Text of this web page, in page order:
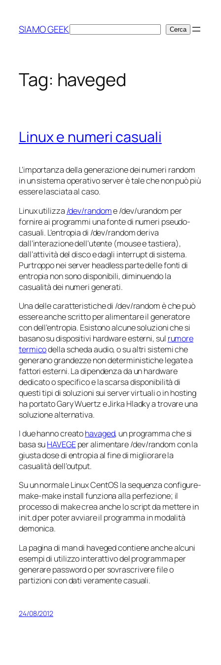
contenuto
SIAMO GEEKCerca Cerca
Tag: haveged
Linux e numeri casuali
L’importanza della generazione dei numeri random
in un sistema operativo server è tale che non può più
essere lasciata al caso.
Linux utilizza /dev/randome /dev/urandom per
fornire ai programmi una fonte di numeri pseudo-
casuali. L’entropia di /dev/random deriva
dall’interazione dell’utente (mouse e tastiera),
dall’attività del disco e dagli interrupt di sistema.
Purtroppo nei serverheadlessparte delle fonti di
entropia non sono disponibili, diminuendo la
casualità dei numeri generati.
Una delle caratteristiche di /dev/random è che può
essere anche scritto per alimentare il generatore
con dell’entropia. Esistono alcune soluzioni che si
basano su dispositivi hardware esterni, sul rumore
termicodella scheda audio, o su altri sistemi che
generano grandezze non deterministiche legate a
fattori esterni. La dipendenza da un hardware
dedicato o specifico e la scarsa disponibilità di
questi tipi di soluzioni sui server virtuali o in hosting
ha portato Gary Wuertz e Jirka Hladky a trovare una
soluzione alternativa.
I due hanno creatohavaged, un programma che si
basa suHAVEGEper alimentare /dev/random con la
giusta dose di entropia al fine di migliorare la
casualità dell’output.
Su un normale Linux CentOS la sequenza configure-
make-make install funziona alla perfezione; il
processo di make crea anche lo script da mettere in
init.d per poter avviare il programma in modalità
demonica.
La pagina di man di haveged contiene anche alcuni
esempi di utilizzo interattivo del programma per
generare password o per sovrascrivere file o
partizioni con dati veramente casuali.
24/08/2012